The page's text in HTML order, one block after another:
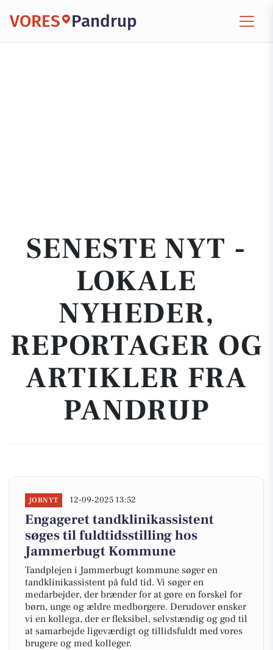
VORES Pandrup
SENESTE NYT -
LOKALE
NYHEDER,
REPORTAGER OG
ARTIKLER FRA
PANDRUP
JOBNYT 12-09-2025 13:52
Engageret tandklinikassistent
søges til fuldtidsstilling hos
Jammerbugt Kommune
Tandplejen i Jammerbugt kommune søger en
tandklinikassistent på fuld tid. Vi søger en
medarbejder, der brænder for at gøre en forskel for
børn, unge og ældre medborgere. Derudover ønsker
vi en kollega, der er fleksibel, selvstændig og god til
at samarbejde ligeværdigt og tillidsfuldt med vores
brugere og med kolleger.